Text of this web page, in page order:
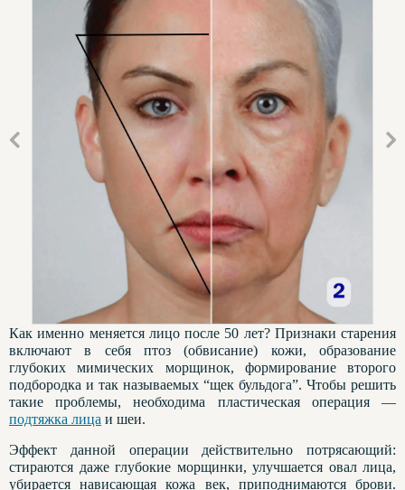
Как именно меняется лицо после 50 лет? Признаки старения
включают в себя птоз (обвисание) кожи, образование
глубоких мимических морщинок, формирование второго
подбородка и так называемых “щек бульдога”. Чтобы решить
такие проблемы, необходима пластическая операция —
подтяжка лица и шеи.
Эффект данной операции действительно потрясающий:
стираются даже глубокие морщинки, улучшается овал лица,
убирается нависающая кожа век, приподнимаются брови.